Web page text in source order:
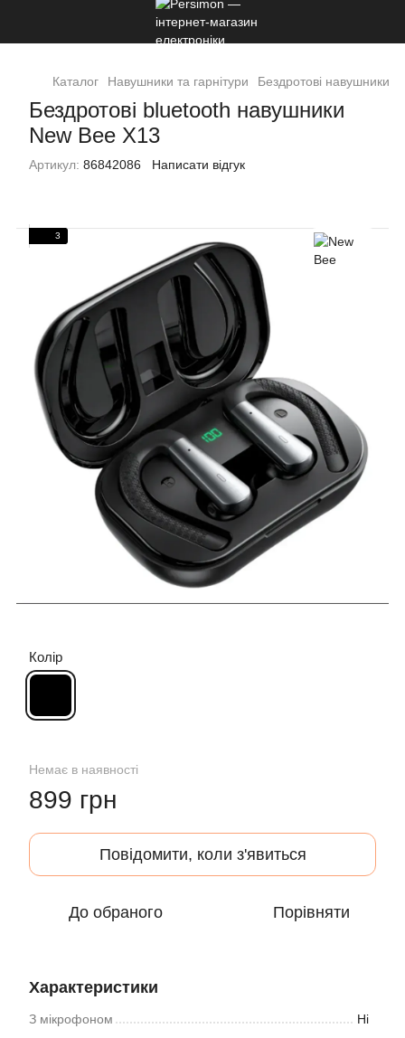
Каталог Навушники та гарнітури Бездротові навушники
Бездротові bluetooth навушники
New Bee X13
Артикул: 86842086 Написати відгук
3
Колір
Немає в наявності
899 грн
Повідомити, коли з'явиться
До обраного Порівняти
Характеристики
З мікрофоном Ні